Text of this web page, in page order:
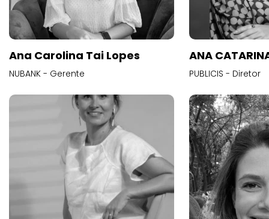
Ana Carolina Tai Lopes
NUBANK - Gerente
ANA
PUBLICIS - Diretor